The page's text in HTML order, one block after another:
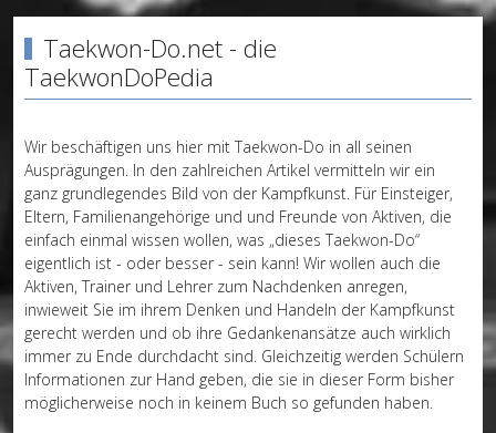
Taekwon-Do.net - die
TaekwonDoPedia
Wir beschäftigen uns hier mit Taekwon-Do in all seinen
Ausprägungen. In den zahlreichen Artikel vermitteln wir ein
ganz grundlegendes Bild von der Kampfkunst. Für Einsteiger,
Eltern, Familienangehörige und und Freunde von Aktiven, die
einfach einmal wissen wollen, was „dieses Taekwon-Do“
eigentlich ist - oder besser - sein kann! Wir wollen auch die
Aktiven, Trainer und Lehrer zum Nachdenken anregen,
inwieweit Sie im ihrem Denken und Handeln der Kampfkunst
gerecht werden und ob ihre Gedankenansätze auch wirklich
immer zu Ende durchdacht sind. Gleichzeitig werden Schülern
Informationen zur Hand geben, die sie in dieser Form bisher
möglicherweise noch in keinem Buch so gefunden haben.